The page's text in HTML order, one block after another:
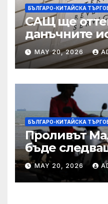
БЪЛГАРО-КИТАЙСКА
САЩ ще
данъчните
Тръмп
сделката за
IRS
MAY 20, 2026
БЪЛГАРО-КИТАЙСКА
Проливът
бъде
Азия не
MAY 20, 2026